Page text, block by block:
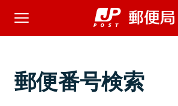
郵便番号検索